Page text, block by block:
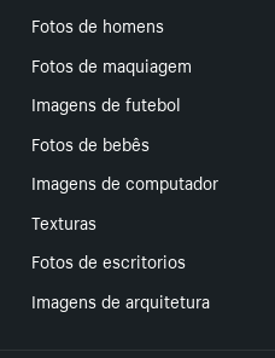
Fotos de homens
Fotos de maquiagem
Imagens de futebol
Fotos de bebês
Imagens de computador
Texturas
Fotos de escritorios
Imagens de arquitetura